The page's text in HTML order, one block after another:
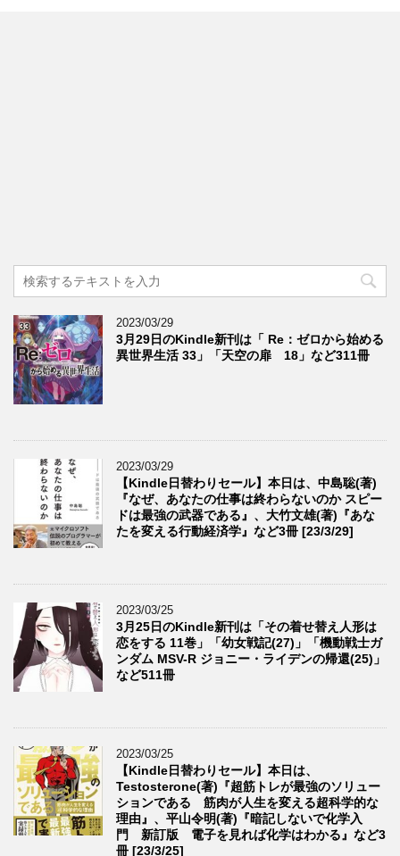
2023/03/29
3月29日のKindle新刊は「 Re：ゼロから始める
異世界生活 33」「天空の扉 18」など311冊
2023/03/29
【Kindle日替わりセール】本日は、中島聡(著)
『なぜ、あなたの仕事は終わらないのか スピー
ドは最強の武器である』、大竹文雄(著)『あな
たを変える行動経済学』など3冊 [23/3/29]
2023/03/25
3月25日のKindle新刊は「その着せ替え人形は
恋をする 11巻」「幼女戦記(27)」「機動戦士ガ
ンダム MSV-R ジョニー・ライデンの帰還(25)」
など511冊
2023/03/25
【Kindle日替わりセール】本日は、
Testosterone(著)『超筋トレが最強のソリュー
ションである 筋肉が人生を変える超科学的な
理由』、平山令明(著)『暗記しないで化学入
門 新訂版 電子を見れば化学はわかる』など3
冊 [23/3/25]